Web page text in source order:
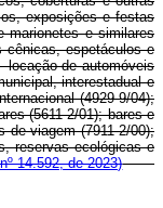
exposições e festas
marionetes e similares
cênicas, espetáculos e
locação de automóveis
interestadual e
(4929-9/04);
(5611-2/01); bares e
de viagem (7911-2/00);
reservas ecológicas e
14.592, de 2023)